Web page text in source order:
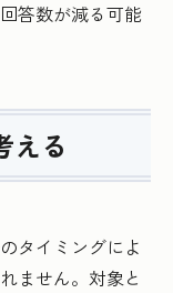
答数が減る可能
える
タイミングによ
ません。対象と